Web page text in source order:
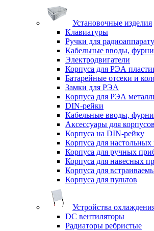
Установочные изделия
Клавиатуры
Ручки для
Кабельные вводы,
Электродвигатели
Корпуса для РЭА
Батарейные отсеки и
Замки для РЭА
Корпуса для РЭА
DIN-рейки
Кабельные вводы,
Аксессуары для корпусов
Корпуса на DIN-рейку
Корпуса для настольных
Корпуса для ручных
Корпуса для навесных
Корпуса для
Корпуса для пультов
Устройства
DC вентиляторы
Радиаторы ребристые